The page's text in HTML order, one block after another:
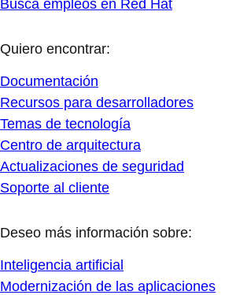
Busca empleos en Red Hat
Quiero encontrar:
Documentación
Recursos para desarrolladores
Temas de tecnología
Centro de arquitectura
Actualizaciones de seguridad
Soporte al cliente
Deseo más información sobre:
Inteligencia artificial
Modernización de las aplicaciones